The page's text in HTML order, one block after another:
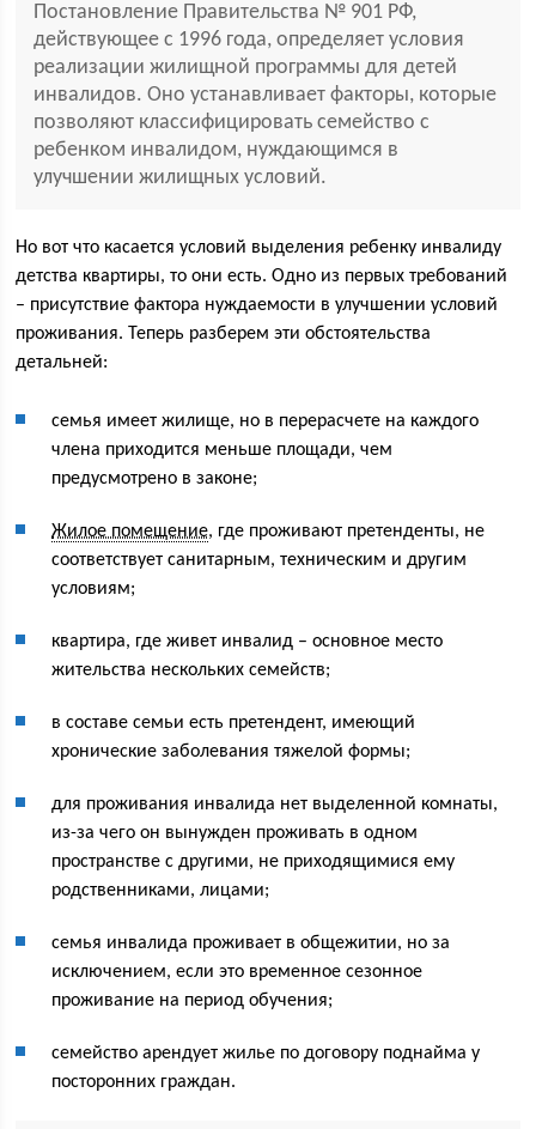
Постановление Правительства № 901 РФ,
действующее с 1996 года, определяет условия
реализации жилищной программы для детей
инвалидов. Оно устанавливает факторы, которые
позволяют классифицировать семейство с
ребенком инвалидом, нуждающимся в
улучшении жилищных условий.
Но вот что касается условий выделения ребенку инвалиду
детства квартиры, то они есть. Одно из первых требований
– присутствие фактора нуждаемости в улучшении условий
проживания. Теперь разберем эти обстоятельства
детальней:
семья имеет жилище, но в перерасчете на каждого
члена приходится меньше площади, чем
предусмотрено в законе;
Жилое помещение, где проживают претенденты, не
соответствует санитарным, техническим и другим
условиям;
квартира, где живет инвалид – основное место
жительства нескольких семейств;
в составе семьи есть претендент, имеющий
хронические заболевания тяжелой формы;
для проживания инвалида нет выделенной комнаты,
из-за чего он вынужден проживать в одном
пространстве с другими, не приходящимися ему
родственниками, лицами;
семья инвалида проживает в общежитии, но за
исключением, если это временное сезонное
проживание на период обучения;
семейство арендует жилье по договору поднайма у
посторонних граждан.